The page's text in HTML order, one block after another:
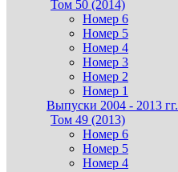
Том 50 (2014)
Номер 6
Номер 5
Номер 4
Номер 3
Номер 2
Номер 1
Выпуски 2004 - 2013 гг.
Том 49 (2013)
Номер 6
Номер 5
Номер 4